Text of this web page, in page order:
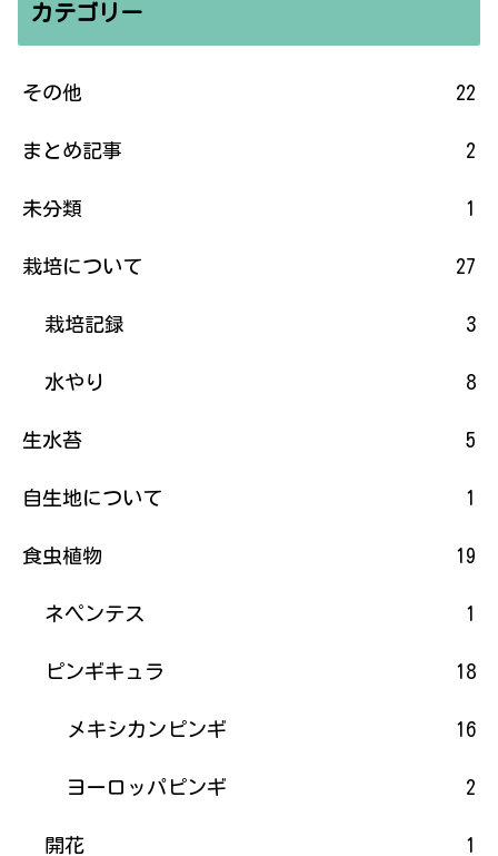
カテゴリー
その他 22
まとめ記事 2
未分類 1
栽培について 27
栽培記録 3
水やり 8
生水苔 5
自生地について 1
食虫植物 19
ネペンテス 1
ピンギキュラ 18
メキシカンピンギ 16
ヨーロッパピンギ 2
開花 1